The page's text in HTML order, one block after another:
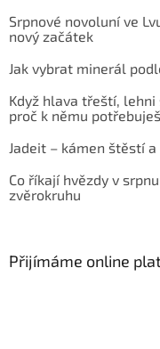
Srpnové novoluní ve
nový začátek
Jak vybrat minerál
Když hlava třeští, lehni
proč k němu
Jadeit – kámen štěstí
Co říkají hvězdy v
zvěrokruhu
Přijímáme online